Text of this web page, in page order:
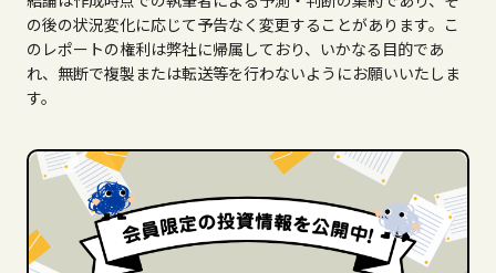
の後の状況変化に応じて予告なく変更することがあります。こ
のレポートの権利は弊社に帰属しており、いかなる目的であ
れ、無断で複製または転送等を行わないようにお願いいたしま
す。